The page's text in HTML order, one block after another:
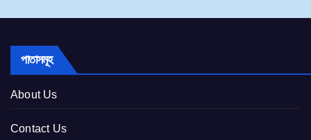
পাতাসমূহ
About Us
Contact Us